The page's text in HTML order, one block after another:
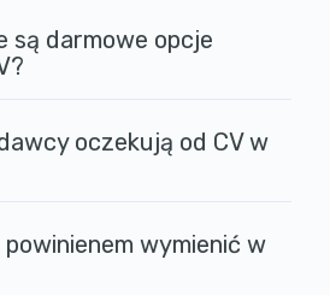
są darmowe opcje
oczekują od CV w
wymienić w